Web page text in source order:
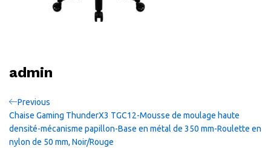
admin
Navigation
de
l’article
Previous
Post
Previous
Chaise Gaming ThunderX3 TGC12-Mousse de moulage haute
densité-mécanisme papillon-Base en métal de 350 mm-Roulette en
nylon de 50 mm, Noir/Rouge